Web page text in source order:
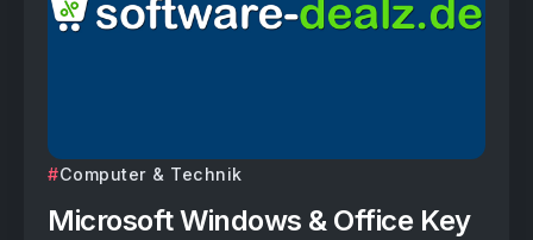
Computer & Technik
Microsoft Windows & Office Key